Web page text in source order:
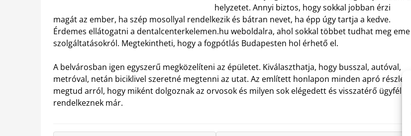
helyzetet. Annyi biztos, hogy sokkal jobban érzi
magát az ember, ha szép mosollyal rendelkezik és bátran nevet, ha épp úgy tartja a kedve.
Érdemes ellátogatni a dentalcenterkelemen.hu weboldalra, ahol sokkal többet tudhat meg eme
szolgáltatásokról. Megtekintheti, hogy a fogpótlás Budapesten hol érhető el.
A belvárosban igen egyszerű megközelíteni az épületet. Kiválaszthatja, hogy busszal, autóval,
metróval, netán biciklivel szeretné megtenni az utat. Az említett honlapon minden apró részletet
megtud arról, hogy miként dolgoznak az orvosok és milyen sok elégedett és visszatérő ügyféllel
rendelkeznek már.